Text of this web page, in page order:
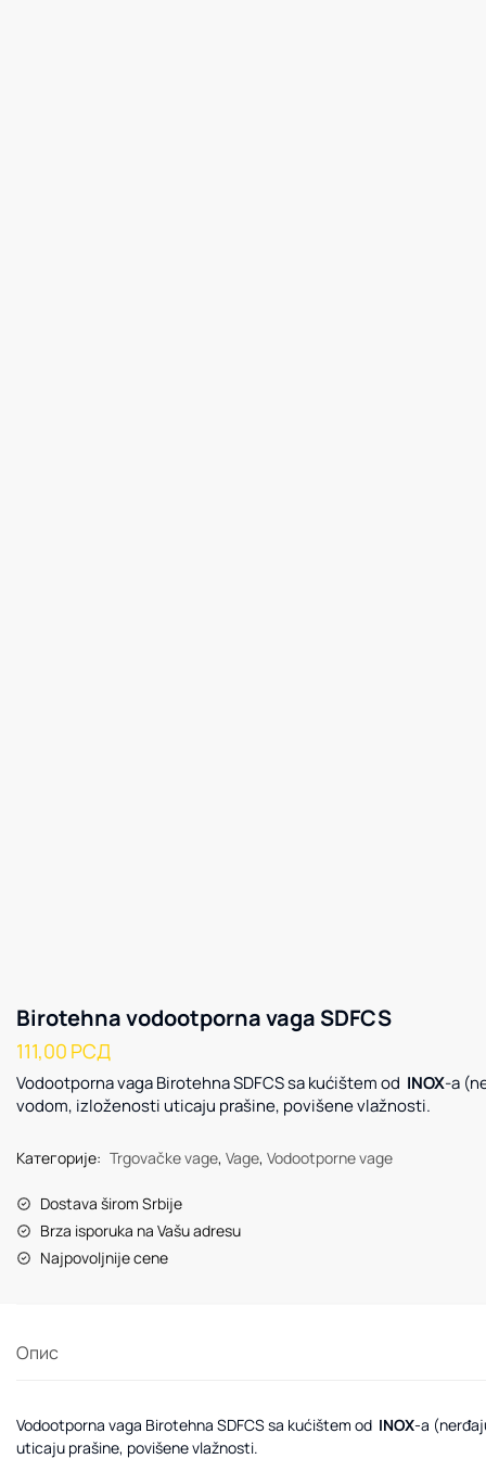
Birotehna vodootporna vaga SDFCS
111,00 РСД
Vodootporna vaga Birotehna SDFCS sa kućištem od INOX-a
vodom, izloženosti uticaju prašine, povišene vlažnosti.
Категорије: Trgovačke vage, Vage, Vodootporne vage
Dostava širom Srbije
Brza isporuka na Vašu adresu
Najpovoljnije cene
Опис
Vodootporna vaga Birotehna SDFCS sa kućištem od INOX-a
uticaju prašine, povišene vlažnosti.